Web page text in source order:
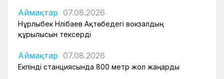
Аймақтар 07.08.2026
Нұрлыбек Нәлібаев Ақтөбедегі вокзалдың
құрылысын тексерді
Аймақтар 07.08.2026
Екпінді станциясында 800 метр жол жаңарды